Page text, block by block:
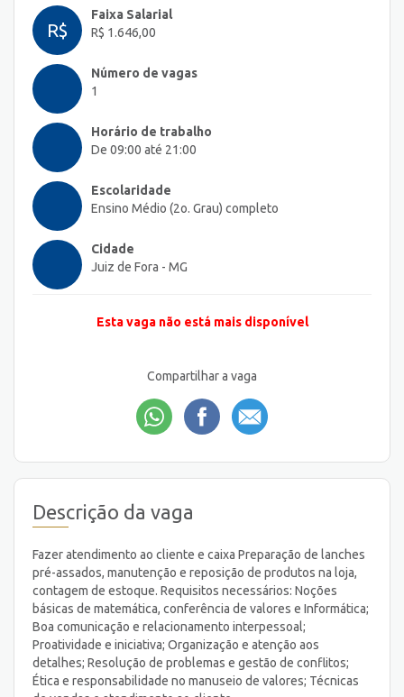
R$
Faixa Salarial
R$ 1.646,00
Número de vagas
1
Horário de trabalho
De 09:00 até 21:00
Escolaridade
Ensino Médio (2o. Grau) completo
Cidade
Juiz de Fora - MG
Esta vaga não está mais disponível
Compartilhar a vaga
Descrição da vaga
Fazer atendimento ao cliente e caixa Preparação de lanches
pré-assados, manutenção e reposição de produtos na loja,
contagem de estoque. Requisitos necessários: Noções
básicas de matemática, conferência de valores e Informática;
Boa comunicação e relacionamento interpessoal;
Proatividade e iniciativa; Organização e atenção aos
detalhes; Resolução de problemas e gestão de conflitos;
Ética e responsabilidade no manuseio de valores; Técnicas